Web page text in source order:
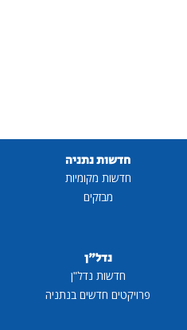
חדשות נתניה
חדשות מקומיות
מבזקים
נדל"ן
חדשות נדל"ן
פרויקטים חדשים בנתניה